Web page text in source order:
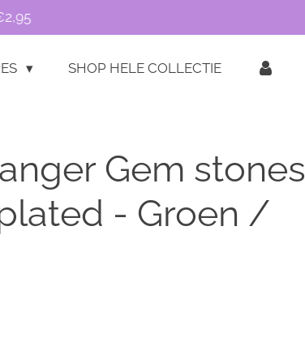
SHOP HELE COLLECTIE
Gem stones
- Groen /